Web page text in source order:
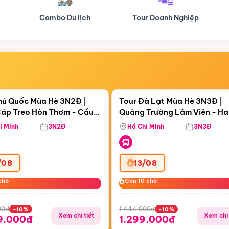
Tour Doanh Nghiệp Du lịch Hành Hương
09:22:11
Treo Hòn Thơm
Quốc Mùa Hè 3N2Đ |
Treo Hòn Thơm - Cầu
Viên Nước Aquatopia
Minh 3N2Đ
-10%
Xem chi tiết
Còn05 ngày 09:22:11
Tour Đà Lạt Mùa Hè 3N3Đ |
Quảng Trường Lâm Viên -
Hill - Puppy Farm
Hồ Chí Minh 3N3Đ
13/08
Còn 10 chỗ
Còn 10 chỗ
1.444.000đ -10%
1.299.000đ Xem